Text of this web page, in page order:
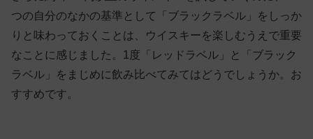
つの自分のなかの基準として「ブラックラベル」をしっか
りと味わっておくことは、ウイスキーを楽しむうえで重要
なことに感じました。1度「レッドラベル」と「ブラック
ラベル」をまじめに飲み比べてみてはどうでしょうか。お
すすめです。